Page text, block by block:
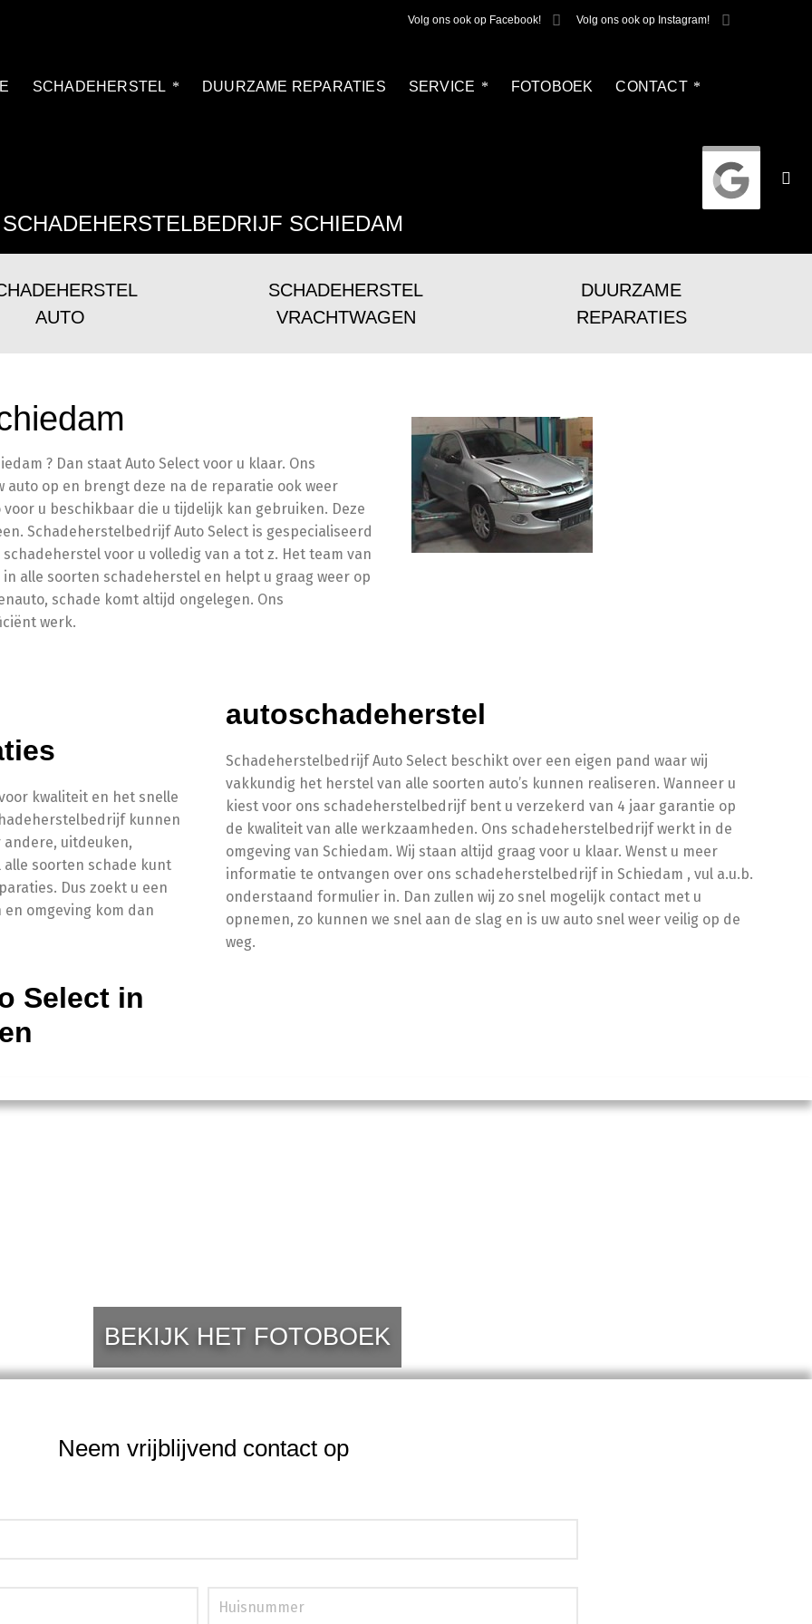
Volg ons ook op Facebook! Volg ons ook op Instagram!
SCHADEHERSTEL DUURZAME REPARATIES SERVICE FOTOBOEK CONTACT
SCHADEHERSTELBEDRIJF SCHIEDAM
AUTO
SCHADEHERSTEL
VRACHTWAGEN
DUURZAME
REPARATIES
? Dan staat Auto Select voor u klaar. Ons
op en brengt deze na de reparatie ook weer
u beschikbaar die u tijdelijk kan gebruiken. Deze
Schadeherstelbedrijf Auto Select is gespecialiseerd
voor u volledig van a tot z. Het team van
alle soorten schadeherstel en helpt u graag weer op
schade komt altijd ongelegen. Ons
werk.
kwaliteit en het snelle
kunnen
uitdeuken,
soorten schade kunt
Dus zoekt u een
omgeving kom dan
Select in
autoschadeherstel
Schadeherstelbedrijf Auto Select beschikt over een eigen pand waar wij
vakkundig het herstel van alle soorten auto’s kunnen realiseren. Wanneer u
kiest voor ons schadeherstelbedrijf bent u verzekerd van 4 jaar garantie op
de kwaliteit van alle werkzaamheden. Ons schadeherstelbedrijf werkt in de
omgeving van Schiedam. Wij staan altijd graag voor u klaar. Wenst u meer
informatie te ontvangen over ons schadeherstelbedrijf in Schiedam , vul a.u.b.
onderstaand formulier in. Dan zullen wij zo snel mogelijk contact met u
opnemen, zo kunnen we snel aan de slag en is uw auto snel weer veilig op de
weg.
BEKIJK HET FOTOBOEK
Neem vrijblijvend contact op